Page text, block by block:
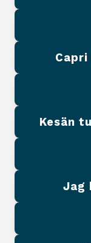
Capri
Kesän
Jag